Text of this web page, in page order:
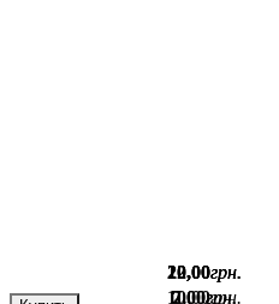
7,00грн.
2,00грн.
12,00грн.
20,00грн.
10,00грн.
20,00грн.